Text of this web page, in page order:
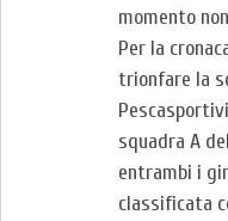
momento
Per la
trionfare la
squadra A
entrambi i
classificata